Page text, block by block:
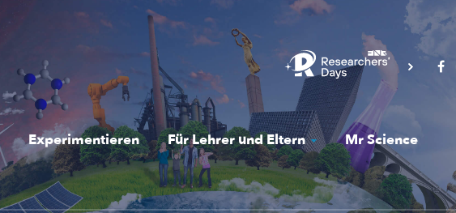
Experimentieren Für Lehrer und Eltern Mr Science